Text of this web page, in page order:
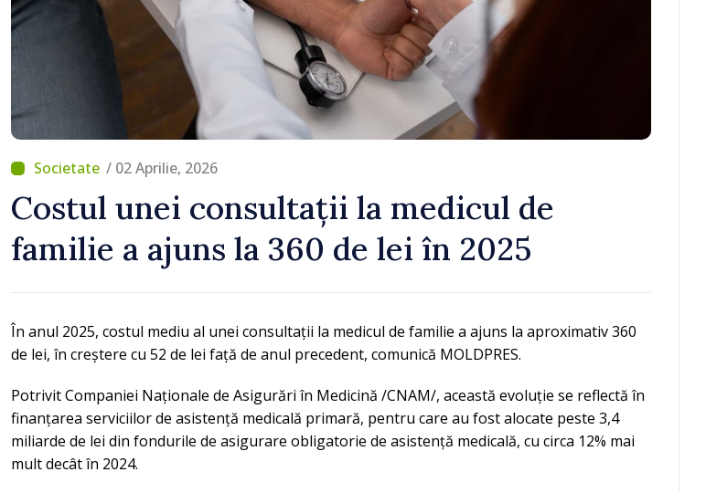
/ 02 Aprilie, 2026
Costul unei consultații la medicul de
familie a ajuns la 360 de lei în 2025
În anul 2025, costul mediu al unei consultații la medicul de familie a ajuns la aproximativ 360
de lei, în creștere cu 52 de lei față de anul precedent, comunică MOLDPRES.
Potrivit Companiei Naționale de Asigurări în Medicină /CNAM/, această evoluție se reflectă în
finanțarea serviciilor de asistență medicală primară, pentru care au fost alocate peste 3,4
miliarde de lei din fondurile de asigurare obligatorie de asistență medicală, cu circa 12% mai
mult decât în 2024.